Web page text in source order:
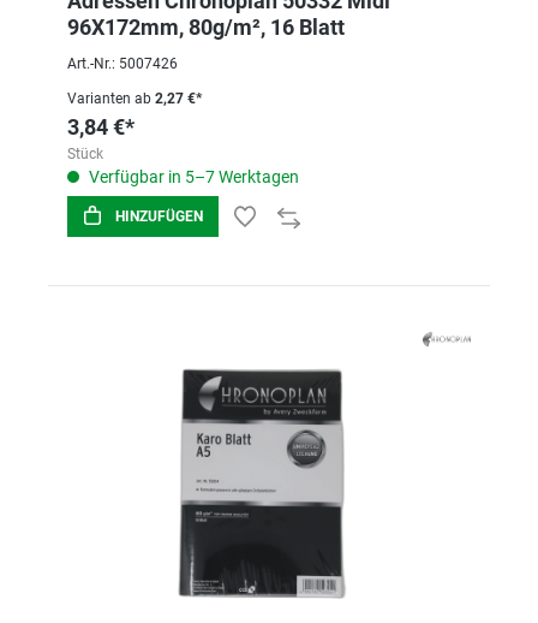
96X172mm, 80g/m², 16 Blatt
Art.-Nr.: 5007426
Varianten ab 2,27 €*
3,84 €*
Stück
Verfügbar in 5–7 Werktagen
HINZUFÜGEN